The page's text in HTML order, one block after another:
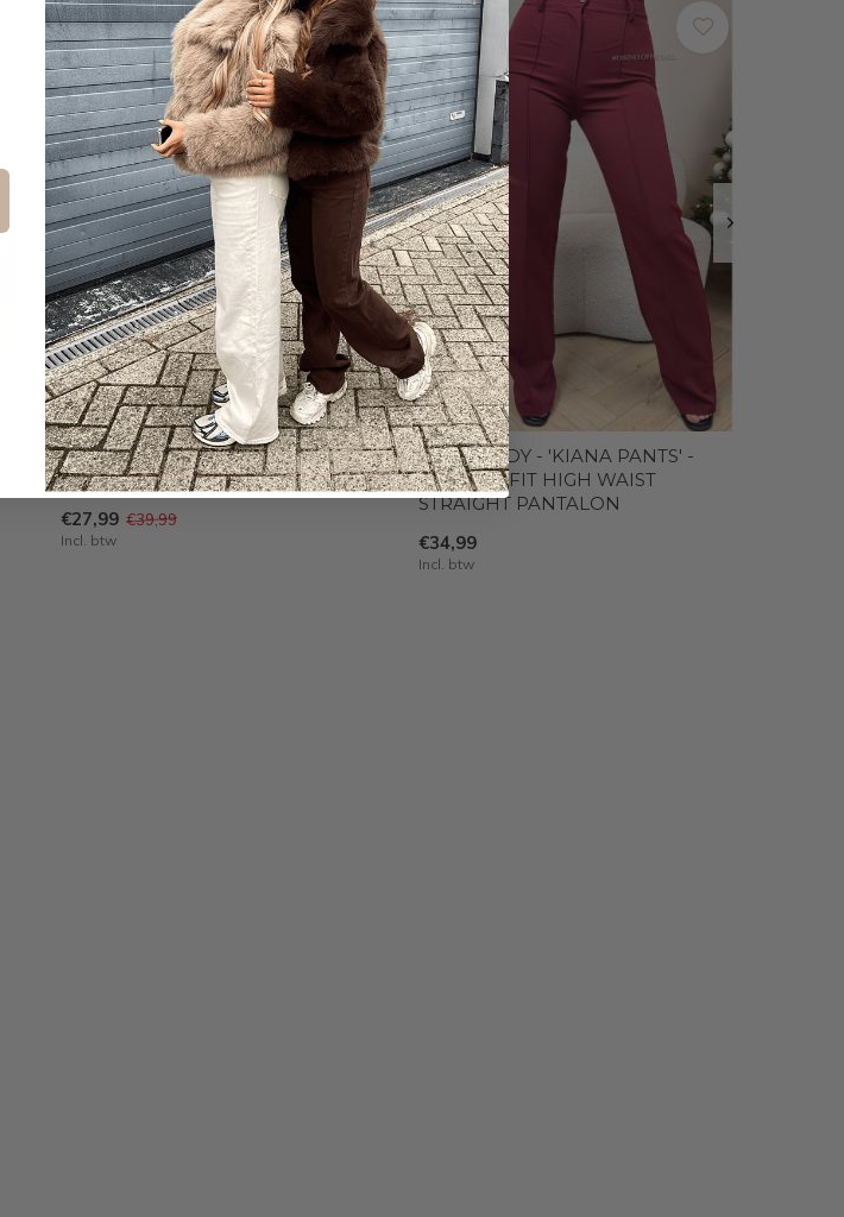
SALE
-30%
BORDEAUX - 'ELENA DRESS' -
VELVET SPLIT MIDI DRESS
€27,99 €39,99
Incl. btw
BURGUNDY - 'KIANA PANTS' -
PERFECT FIT HIGH WAIST
STRAIGHT PANTALON
€34,99
Incl. btw